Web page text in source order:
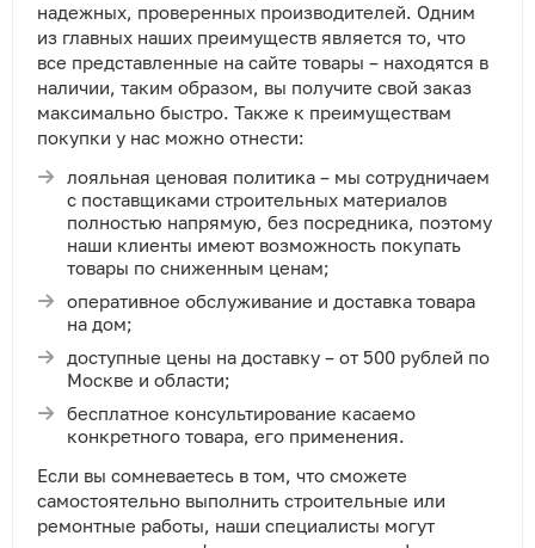
надежных, проверенных производителей. Одним
из главных наших преимуществ является то, что
все представленные на сайте товары – находятся в
наличии, таким образом, вы получите свой заказ
максимально быстро. Также к преимуществам
покупки у нас можно отнести:
лояльная ценовая политика – мы сотрудничаем
с поставщиками строительных материалов
полностью напрямую, без посредника, поэтому
наши клиенты имеют возможность покупать
товары по сниженным ценам;
оперативное обслуживание и доставка товара
на дом;
доступные цены на доставку – от 500 рублей по
Москве и области;
бесплатное консультирование касаемо
конкретного товара, его применения.
Если вы сомневаетесь в том, что сможете
самостоятельно выполнить строительные или
ремонтные работы, наши специалисты могут